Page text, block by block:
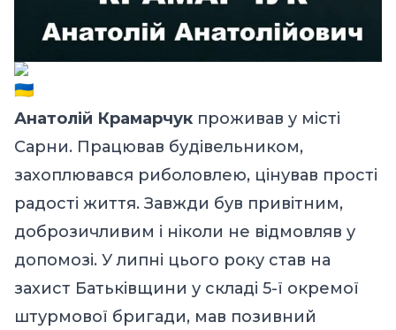
Анатолій Крамарчук проживав у місті
Сарни. Працював будівельником,
захоплювався риболовлею, цінував прості
радості життя. Завжди був привітним,
доброзичливим і ніколи не відмовляв у
допомозі. У липні цього року став на
захист Батьківщини у складі 5-ї окремої
штурмової бригади, мав позивний